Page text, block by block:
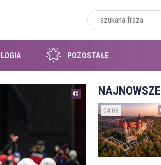
POZOSTAŁE
NAJNOWSZE
04.08